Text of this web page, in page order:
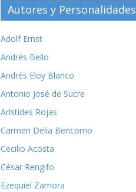
Autores y Personalidades
Adolf Ernst
Andrés Bello
Andrés Eloy Blanco
Antonio José de Sucre
Aristides Rojas
Carmen Delia Bencomo
Cecilio Acosta
César Rengifo
Ezequiel Zamora